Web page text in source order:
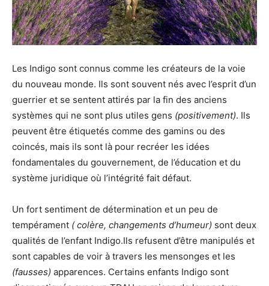
Les Indigo sont connus comme les créateurs de la voie
du nouveau monde. Ils sont souvent nés avec l’esprit d’un
guerrier et se sentent attirés par la fin des anciens
systèmes qui ne sont plus utiles gens (positivement). Ils
peuvent être étiquetés comme des gamins ou des
coincés, mais ils sont là pour recréer les idées
fondamentales du gouvernement, de l’éducation et du
système juridique où l’intégrité fait défaut.
Un fort sentiment de détermination et un peu de
tempérament ( colère, changements d’humeur) sont deux
qualités de l’enfant Indigo.Ils refusent d’être manipulés et
sont capables de voir à travers les mensonges et les
(fausses) apparences. Certains enfants Indigo sont